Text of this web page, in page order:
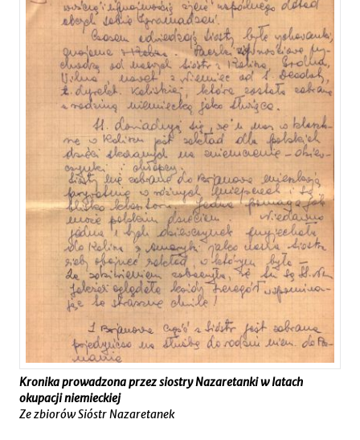
Kronika prowadzona przez siostry Nazaretanki w latach
okupacji niemieckiej
Ze zbiorów Sióstr Nazaretanek